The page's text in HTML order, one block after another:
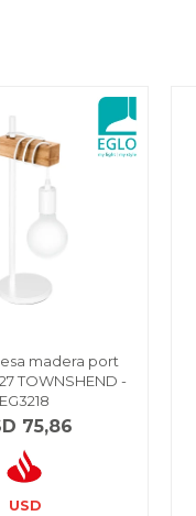
madera port
TOWNSHEND -
EG3218
75,86
USD